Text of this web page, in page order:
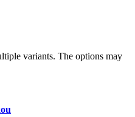
variants. The options may